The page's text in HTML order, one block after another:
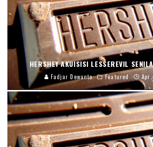
HERSHEY AKUISISI LESSEREVIL
Fadjar Dewanto Featured Apr